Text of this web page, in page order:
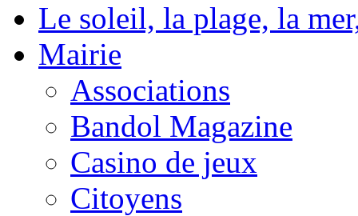
Le soleil, la plage, la
Mairie
Associations
Bandol Magazine
Casino de jeux
Citoyens